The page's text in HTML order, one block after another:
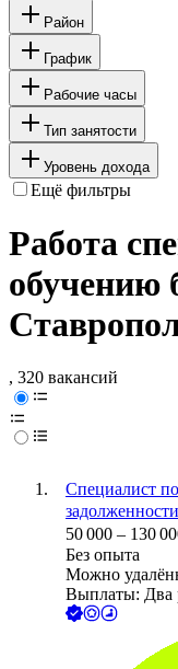
Район
График
Рабочие часы
Тип занятости
Уровень дохода
Ещё фильтры
Работа
обучению
, 320 вакансий
Специалист
задолженности
50 000 – 130
Без опыта
Можно
Выплаты: Два